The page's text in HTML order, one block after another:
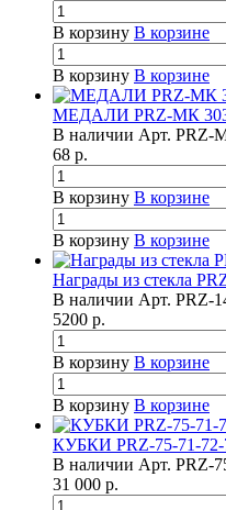
В корзину В корзине
В корзину В корзине
МЕДАЛИ PRZ-МК 303
В наличии Арт. PRZ-
68 р.
В корзину В корзине
В корзину В корзине
Награды из стекла
В наличии Арт. PRZ-
5200 р.
В корзину В корзине
В корзину В корзине
КУБКИ PRZ-75-71-72-
В наличии Арт. PRZ-
31 000 р.